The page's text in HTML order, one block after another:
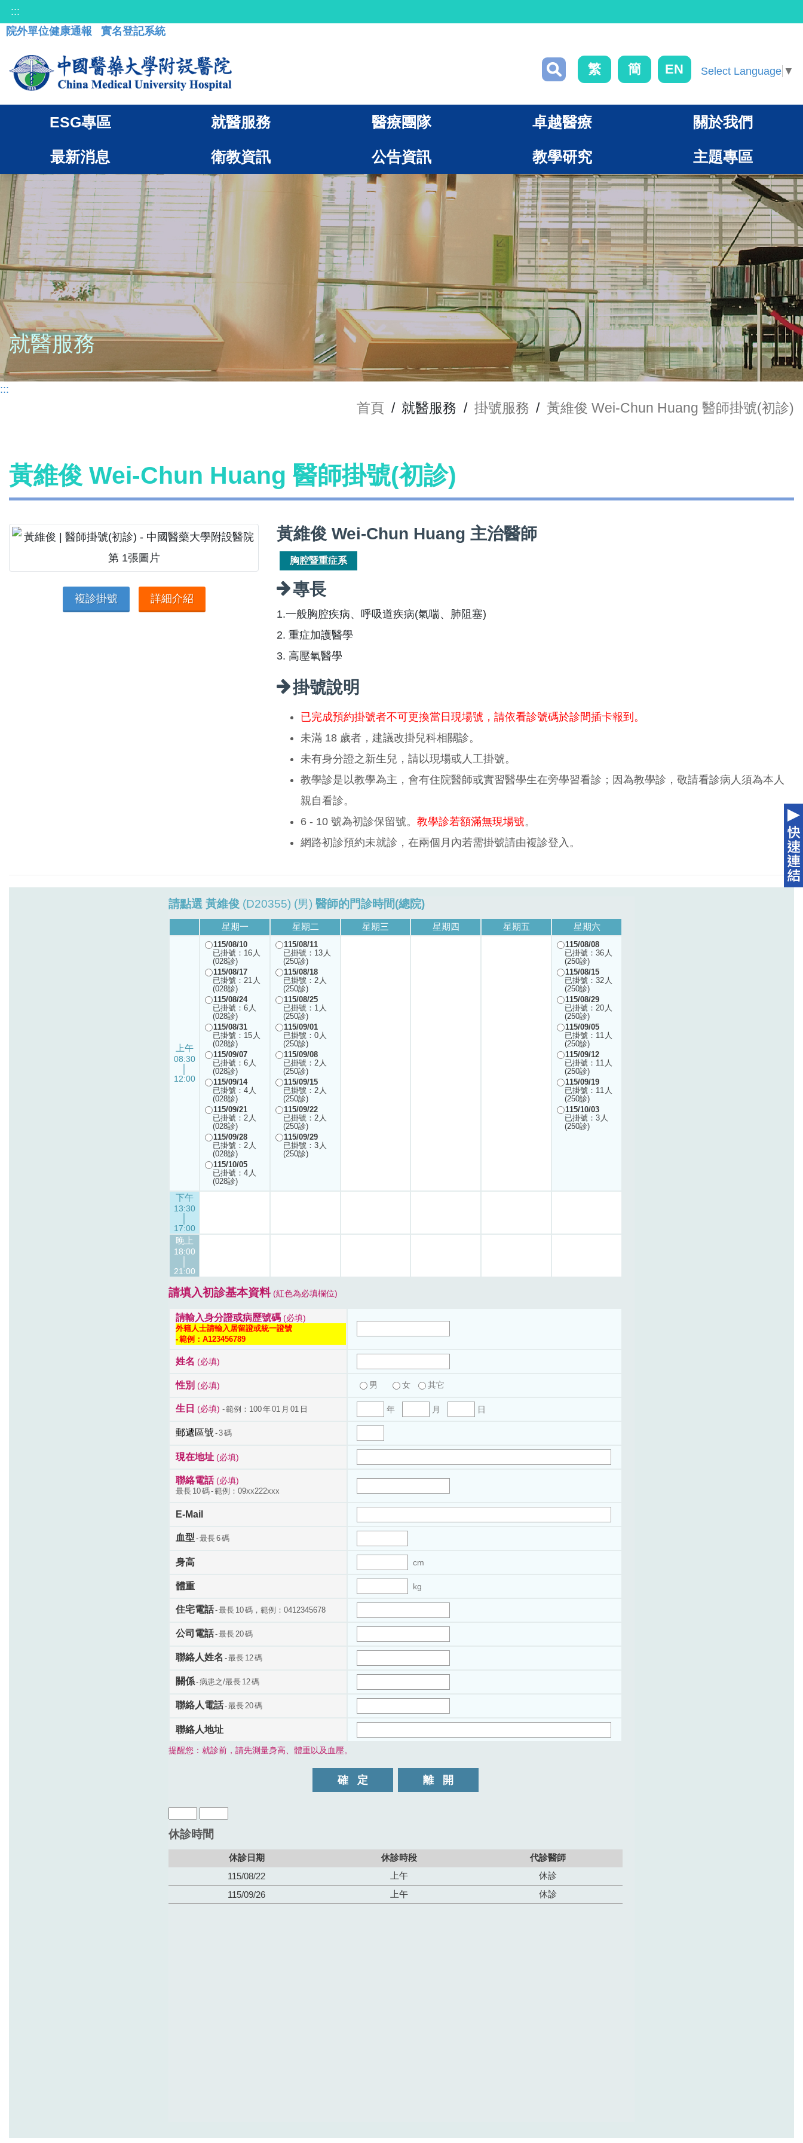
:::
院外單位健康通報
實名登記系統
繁 簡 EN Select Language ▼
ESG專區 就醫服務 醫療團隊 卓越醫療 關於我們
最新消息 衛教資訊 公告資訊 教學研究 主題專區
就醫服務
:::
首頁 / 就醫服務 / 掛號服務 / 黃維俊 Wei-Chun Huang 醫師掛號(初診)
黃維俊 Wei-Chun Huang 醫師掛號(初診)
複診掛號 詳細介紹
黃維俊 Wei-Chun Huang 主治醫師
胸腔暨重症系
專長
1.一般胸腔疾病、呼吸道疾病(氣喘、肺阻塞)
2. 重症加護醫學
3. 高壓氧醫學
掛號說明
已完成預約掛號者不可更換當日現場號，請依看診號碼於診間插卡報到。
未滿 18 歲者，建議改掛兒科相關診。
未有身分證之新生兒，請以現場或人工掛號。
教學診是以教學為主，會有住院醫師或實習醫學生在旁學習看診；因為教學診，敬請看診病人須為本人
親自看診。
6 - 10 號為初診保留號。 教學診若額滿無現場號。
網路初診預約未就診，在兩個月內若需掛號請由複診登入。